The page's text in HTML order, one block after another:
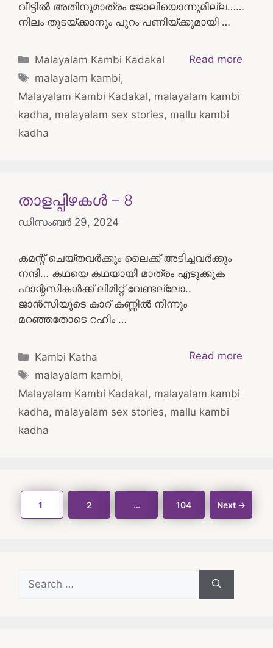
വീട്ടിൽ അതിനുമാത്രം ജോലിയൊന്നുമില്ല……
നിലം തുടയ്ക്കാനും പുറം പണിയ്ക്കുമായി …
Read more
Categories
Malayalam Kambi Kadakal
Tags
malayalam kambi,
Malayalam Kambi Kadakal, malayalam kambi
kadha, malayalam sex stories, mallu kambi
kadha
താളപ്പിഴകൾ – 8
ഡിസംബർ 29, 2024
കമന്റ് ചെയ്തവർക്കും ലൈക്ക് അടിച്ചവർക്കും
നന്ദി… കഥയെ കഥയായി മാത്രം എടുക്കുക
ഫാന്റസികൾക്ക് ലിമിറ്റ് വേണ്ടല്ലോ..
ജാൻസിയുടെ കാറ് കണ്ണിൽ നിന്നും
മറഞ്ഞതോടെ റഹിം …
Read more
Categories
Kambi Katha
Tags
malayalam kambi,
Malayalam Kambi Kadakal, malayalam kambi
kadha, malayalam sex stories, mallu kambi
kadha
Post
navigation
Page
1 Page
2 … Page
104 Next →
for: